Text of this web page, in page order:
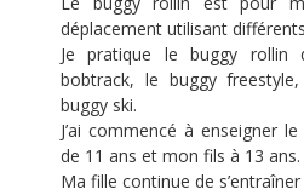
déplacement utilisant
Je pratique le buggy rollin
bobtrack, le buggy
buggy ski.
J’ai commencé à enseigner
de 11 ans et mon fils à 13 ans.
Ma fille continue de